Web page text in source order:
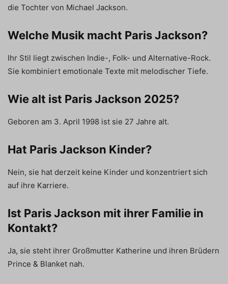
die Tochter von Michael Jackson.
Welche Musik macht Paris Jackson?
Ihr Stil liegt zwischen Indie-, Folk- und Alternative-Rock.
Sie kombiniert emotionale Texte mit melodischer Tiefe.
Wie alt ist Paris Jackson 2025?
Geboren am 3. April 1998 ist sie 27 Jahre alt.
Hat Paris Jackson Kinder?
Nein, sie hat derzeit keine Kinder und konzentriert sich
auf ihre Karriere.
Ist Paris Jackson mit ihrer Familie in
Kontakt?
Ja, sie steht ihrer Großmutter Katherine und ihren Brüdern
Prince & Blanket nah.